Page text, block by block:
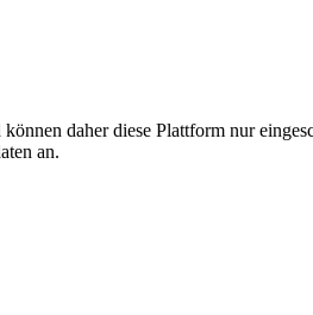
daher diese Plattform nur
an.